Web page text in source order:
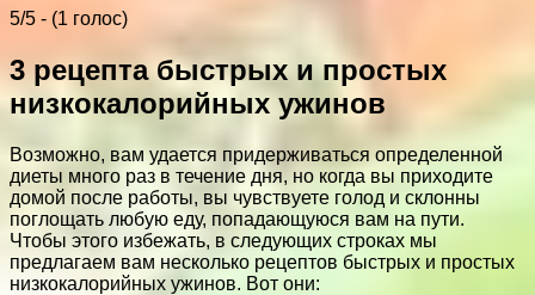
5/5 - (1 голос)
3 рецепта быстрых и простых
низкокалорийных ужинов
Возможно, вам удается придерживаться определенной
диеты много раз в течение дня, но когда вы приходите
домой после работы, вы чувствуете голод и склонны
поглощать любую еду, попадающуюся вам на пути.
Чтобы этого избежать, в следующих строках мы
предлагаем вам несколько рецептов быстрых и простых
низкокалорийных ужинов. Вот они: